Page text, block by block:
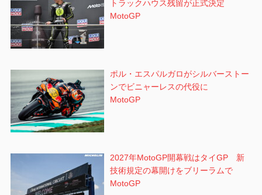
トラックハウス残留が正式決定
MotoGP
ポル・エスパルガロがシルバーストー
ンでビニャーレスの代役に
MotoGP
2027年MotoGP開幕戦はタイGP 新
技術規定の幕開けをブリーラムで
MotoGP